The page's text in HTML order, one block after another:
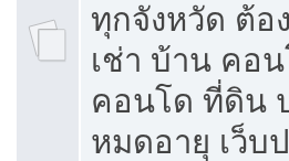
ทุกจังหวัด ต้อ
เช่า บ้าน คอ
คอนโด ที่ดิน
หมดอายุ เว็บ